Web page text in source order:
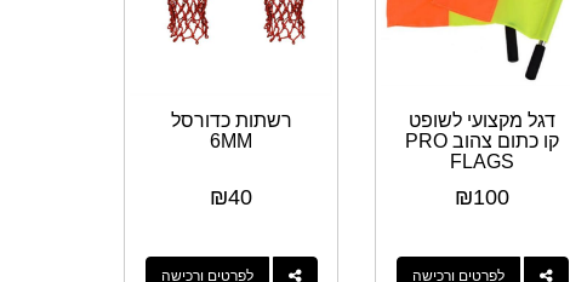
דגל מקצועי לשופט
קו כתום צהוב PRO
FLAGS
₪100
לפרטים ורכישה
רשתות כדורסל
6MM
₪40
לפרטים ורכישה